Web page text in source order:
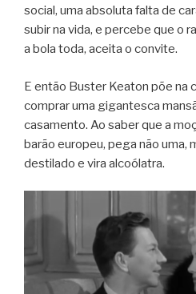
social, uma absoluta falta de
subir na vida, e percebe que o
a bola toda, aceita o convite.
E então Buster Keaton põe na
comprar uma gigantesca
casamento. Ao saber que a
barão europeu, pega não uma,
destilado e vira alcoólatra.